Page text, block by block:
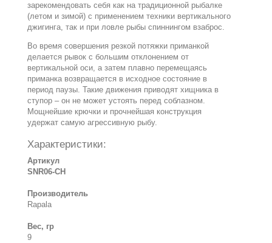
зарекомендовать себя как на традиционной рыбалке
(летом и зимой) с применением техники вертикального
джигинга, так и при ловле рыбы спиннингом взаброс.
Во время совершения резкой потяжки приманкой
делается рывок с большим отклонением от
вертикальной оси, а затем плавно перемещаясь
приманка возвращается в исходное состояние в
период паузы. Такие движения приводят хищника в
ступор – он не может устоять перед соблазном.
Мощнейшие крючки и прочнейшая конструкция
удержат самую агрессивную рыбу.
Характеристики:
Артикул
SNR06-CH
Производитель
Rapala
Вес, гр
9